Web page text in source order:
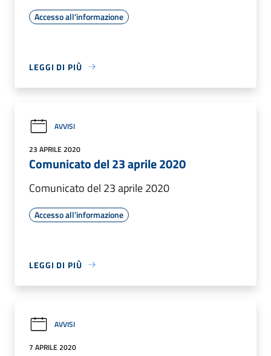
Accesso all'informazione
LEGGI DI PIÙ
AVVISI
23 APRILE 2020
Comunicato del 23 aprile 2020
Comunicato del 23 aprile 2020
Accesso all'informazione
LEGGI DI PIÙ
AVVISI
7 APRILE 2020